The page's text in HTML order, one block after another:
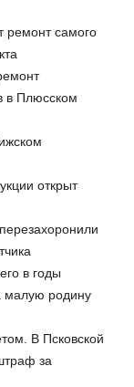
ремонт самого
в Плюсском
открыт
в годы
малую родину
В Псковской
за